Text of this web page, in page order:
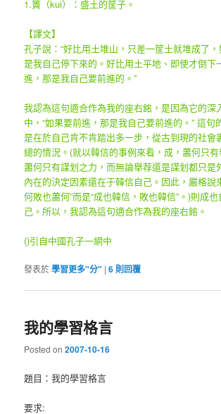
1.簣（kui）：盛土的筐子。
【譯文】
孔子說：“好比用土堆山，只差一筐土就堆成了
是我自己停下來的。好比用土平地、即使才倒下
進，那是我自己要前進的。”
我認為這句適合作為我的座右銘，是因為它的深
中，“如果要前進，那是我自己要前進的。” 這句
是在於自己肯不肯踏出多一步，從古到現的社會
總的情況。(就以韓信的事例來看，成，蕭何只有
蕭何只有謀划之力，而無論舉荐還是謀划都只是
內在的決定因素還在于韓信自己。因此，嚴格說
何敗也蕭何”而是“成也韓信，敗也韓信”。)則成
己。所以，我認為這句適合作為我的座右銘。
()引自中國孔子一網中
發表於學習更多"分" |6則回覆
我的學習格言
Posted on2007-10-16
題目：我的學習格言
要求: